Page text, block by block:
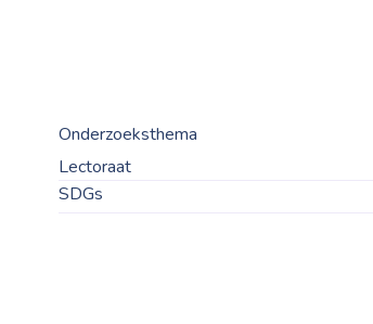
Onderzoeksthema
Lectoraat
SDGs